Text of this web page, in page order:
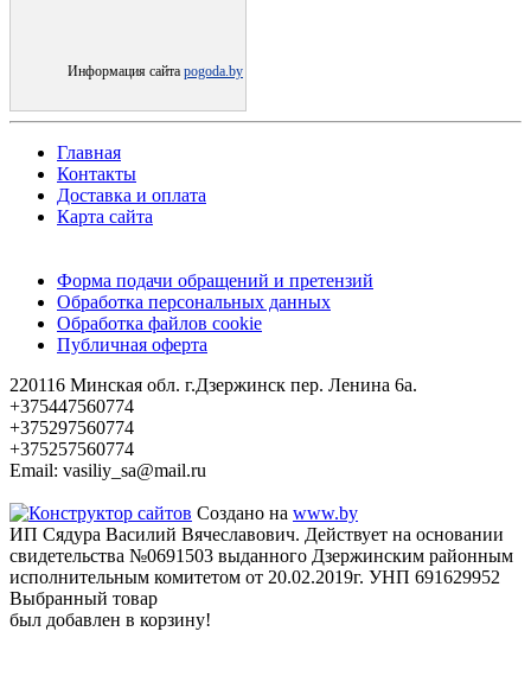
Информация сайта pogoda.by
Главная
Контакты
Доставка и оплата
Карта сайта
Форма подачи обращений и претензий
Обработка персональных данных
Обработка файлов cookie
Публичная оферта
220116 Минская обл. г.Дзержинск пер. Ленина 6а.
+375447560774
+375297560774
+375257560774
Email: vasiliy_sa@mail.ru
Создано на www.by
ИП Сядура Василий Вячеславович. Действует на основании
свидетельства №0691503 выданного Дзержинским районным
исполнительным комитетом от 20.02.2019г. УНП 691629952
Выбранный товар
был добавлен в корзину!